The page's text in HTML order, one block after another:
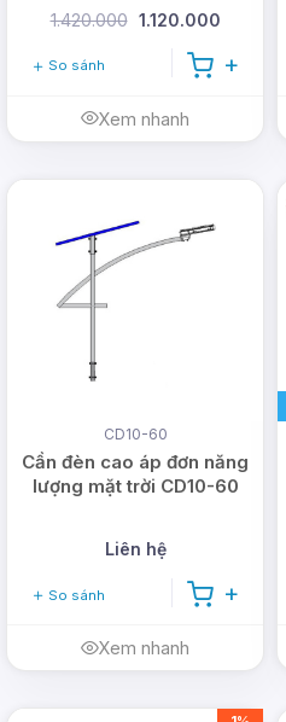
1.420.000 1.120.000
So sánh
Xem nhanh
CD10-60
Cần đèn cao áp đơn năng
lượng mặt trời CD10-60
Liên hệ
So sánh
Xem nhanh